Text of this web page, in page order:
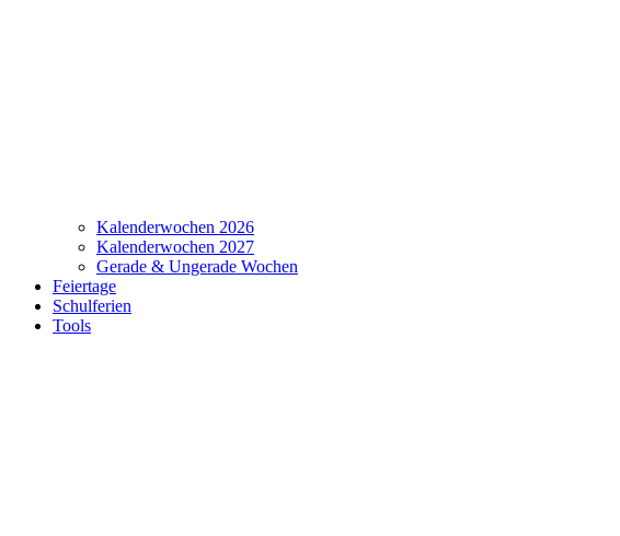
Kalenderwochen 2026
Kalenderwochen 2027
Gerade & Ungerade Wochen
Feiertage
Schulferien
Tools